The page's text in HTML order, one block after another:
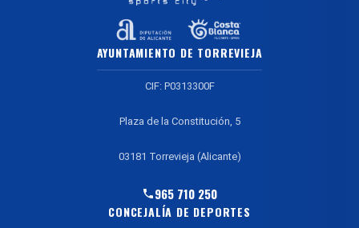
AYUNTAMIENTO DE TORREVIEJA
CIF: P0313300F
Plaza de la Constitución, 5
03181 Torrevieja (Alicante)
965 710 250
CONCEJALÍA DE DEPORTES